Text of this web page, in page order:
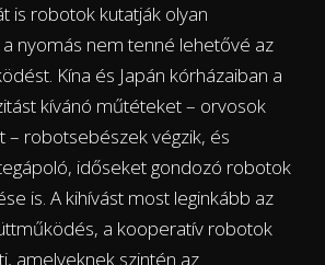
is robotok kutatják olyan
nyomás nem tenné lehetővé az
Kína és Japán kórházaiban a
kívánó műtéteket – orvosok
– robotsebészek végzik, és
időseket gondozó robotok
is. A kihívást most leginkább az
a kooperatív robotok
amelyeknek szintén az